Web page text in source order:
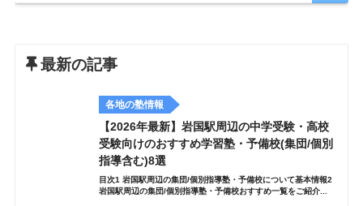
最新の記事
各地の塾情報
【2026年最新】岩国駅周辺の中学受験・高校
受験向けのおすすめ学習塾・予備校(集団/個別
指導含む)8選
目次1 岩国駅周辺の集団/個別指導塾・予備校について基本情報2
岩国駅周辺の集団/個別指導塾・予備校おすすめ一覧をご紹介...